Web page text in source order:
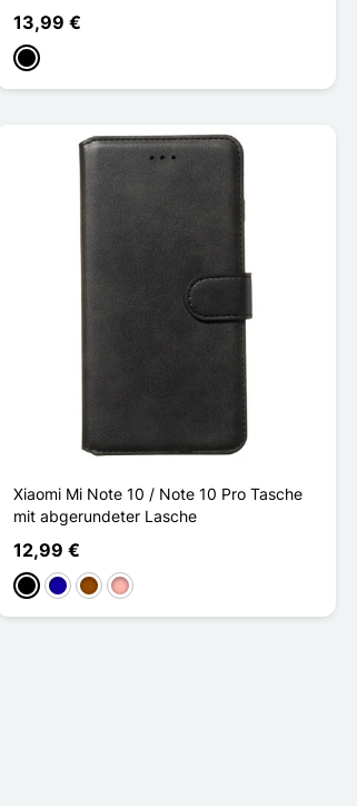
13,99 €
Schwarz
Xiaomi Mi Note 10 / Note 10 Pro Tasche
mit abgerundeter Lasche
12,99 €
SchwarzDunkelblau
BraunRoségold